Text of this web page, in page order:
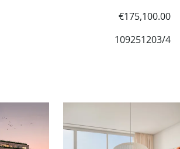
€175,100.00
109251203/4